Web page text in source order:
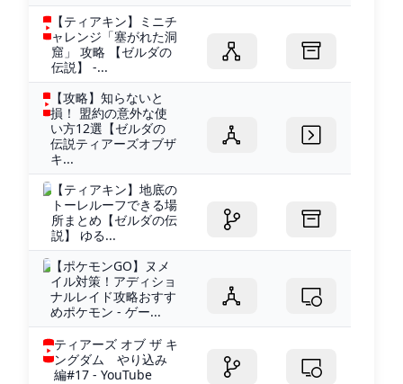
【ティアキン】ミニチ
ャレンジ「塞がれた洞
窟」 攻略 【ゼルダの
伝説】 -...
【攻略】知らないと
損！ 盟約の意外な使
い方12選【ゼルダの
伝説ティアーズオブザ
キ...
【ティアキン】地底の
トーレルーフできる場
所まとめ【ゼルダの伝
説】 ゆる...
【ポケモンGO】ヌメ
イル対策！アディショ
ナルレイド攻略おすす
めポケモン - ゲー...
ティアーズ オブ ザ キ
ングダム やり込み
編#17 - YouTube